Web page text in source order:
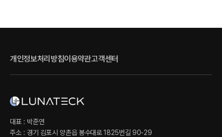
개인정보처리방침이용약관고객센터
대표 : 박준연
주소 : 경기 김포시 양촌읍 봉수대로 1825번길 90-29